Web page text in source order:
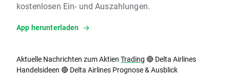
kostenlosen Ein- und Auszahlungen.
App herunterladen
Aktuelle Nachrichten zum Aktien Trading 🔴 Delta Airlines
Handelsideen 🔴 Delta Airlines Prognose & Ausblick